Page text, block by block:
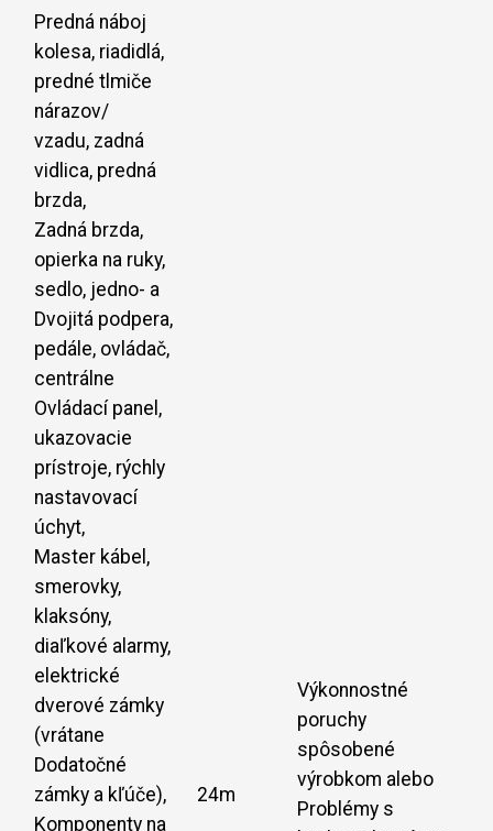
Predná náboj
kolesa, riadidlá,
predné tlmiče
nárazov/
vzadu, zadná
vidlica, predná
brzda,
Zadná brzda,
opierka na ruky,
sedlo, jedno- a
Dvojitá podpera,
pedále, ovládač,
centrálne
Ovládací panel,
ukazovacie
prístroje, rýchly
nastavovací
úchyt,
Master kábel,
smerovky,
klaksóny,
diaľkové alarmy,
elektrické
dverové zámky
(vrátane
Dodatočné
zámky a kľúče),
Komponenty na
24m
Výkonnostné
poruchy
spôsobené
výrobkom alebo
Problémy s